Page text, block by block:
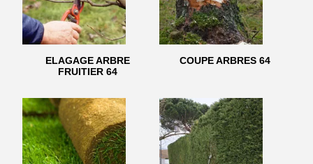
ELAGAGE ARBRE
FRUITIER 64
COUPE ARBRES 64